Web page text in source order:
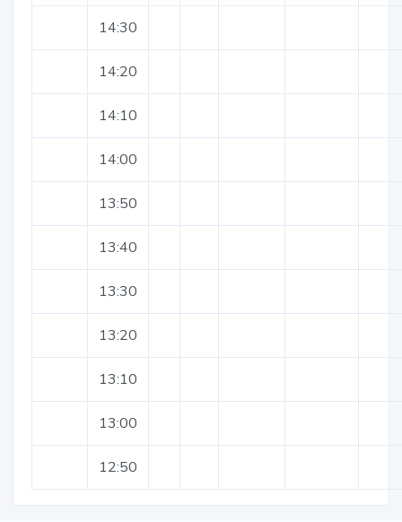
14:30
14:20
14:10
14:00
13:50
13:40
13:30
13:20
13:10
13:00
12:50